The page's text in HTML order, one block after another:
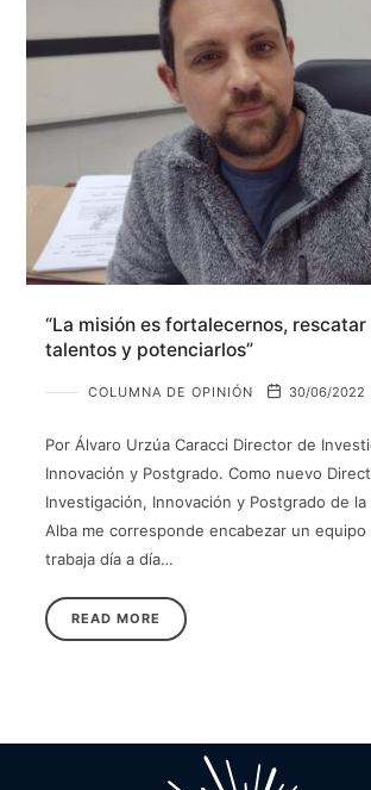
“La misión es fortalecernos,
talentos y potenciarlos”
COLUMNA DE OPINIÓN 30/06/2022
Por Álvaro Urzúa Caracci Director de
Innovación y Postgrado. Como nuevo
Investigación, Innovación y Postgrado de
Alba me corresponde encabezar un
trabaja día a día…
READ MORE